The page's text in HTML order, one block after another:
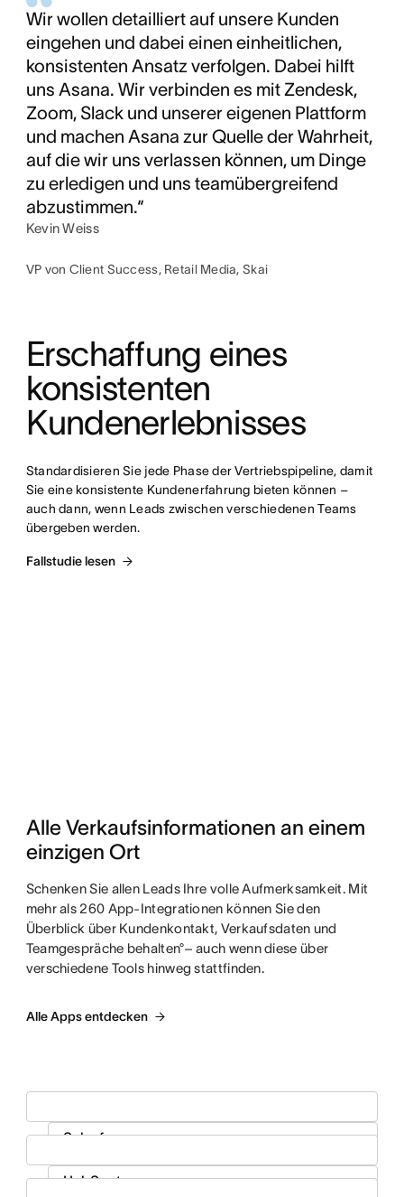
Wir wollen detailliert auf unsere Kunden
eingehen und dabei einen einheitlichen,
konsistenten Ansatz verfolgen. Dabei hilft
uns Asana. Wir verbinden es mit Zendesk,
Zoom, Slack und unserer eigenen Plattform
und machen Asana zur Quelle der Wahrheit,
auf die wir uns verlassen können, um Dinge
zu erledigen und uns teamübergreifend
abzustimmen.“
Kevin Weiss
VP von Client Success, Retail Media, Skai
Erschaffung eines
konsistenten
Kundenerlebnisses
Standardisieren Sie jede Phase der Vertriebspipeline, damit
Sie eine konsistente Kundenerfahrung bieten können –
auch dann, wenn Leads zwischen verschiedenen Teams
übergeben werden.
Fallstudie lesen
Alle Verkaufsinformationen an einem
einzigen Ort
Schenken Sie allen Leads Ihre volle Aufmerksamkeit. Mit
mehr als 260 App-Integrationen können Sie den
Überblick über Kundenkontakt, Verkaufsdaten und
Teamgespräche behalten°– auch wenn diese über
verschiedene Tools hinweg stattfinden.
Alle Apps entdecken